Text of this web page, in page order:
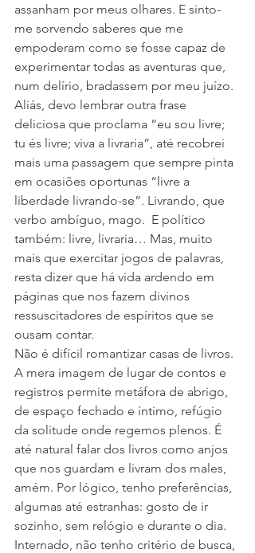
assanham por meus olhares. E sinto-
me sorvendo saberes que me
empoderam como se fosse capaz de
experimentar todas as aventuras que,
num delírio, bradassem por meu juízo.
Aliás, devo lembrar outra frase
deliciosa que proclama “eu sou livre;
tu és livre; viva a livraria”, até recobrei
mais uma passagem que sempre pinta
em ocasiões oportunas “livre a
liberdade livrando-se”. Livrando, que
verbo ambíguo, mago.  E político
também: livre, livraria… Mas, muito
mais que exercitar jogos de palavras,
resta dizer que há vida ardendo em
páginas que nos fazem divinos
ressuscitadores de espíritos que se
ousam contar.
Não é difícil romantizar casas de livros.
A mera imagem de lugar de contos e
registros permite metáfora de abrigo,
de espaço fechado e íntimo, refúgio
da solitude onde regemos plenos. É
até natural falar dos livros como anjos
que nos guardam e livram dos males,
amém. Por lógico, tenho preferências,
algumas até estranhas: gosto de ir
sozinho, sem relógio e durante o dia.
Internado, não tenho critério de busca,